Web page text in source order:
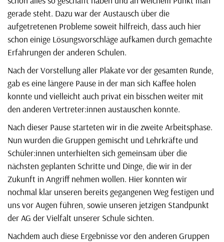
gerade steht. Dazu war der Austausch über die
aufgetretenen Probleme soweit hilfreich, dass auch hier
schon einige Lösungsvorschläge aufkamen durch gemachte
Erfahrungen der anderen Schulen.
Nach der Vorstellung aller Plakate vor der gesamten Runde,
gab es eine längere Pause in der man sich Kaffee holen
konnte und vielleicht auch privat ein bisschen weiter mit
den anderen Vertreter:innen austauschen konnte.
Nach dieser Pause starteten wir in die zweite Arbeitsphase.
Nun wurden die Gruppen gemischt und Lehrkräfte und
Schüler:innen unterhielten sich gemeinsam über die
nächsten geplanten Schritte und Dinge, die wir in der
Zukunft in Angriff nehmen wollen. Hier konnten wir
nochmal klar unseren bereits gegangenen Weg festigen und
uns vor Augen führen, sowie unseren jetzigen Standpunkt
der AG der Vielfalt unserer Schule sichten.
Nachdem auch diese Ergebnisse vor den anderen Gruppen